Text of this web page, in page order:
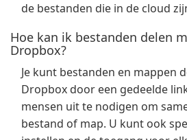
de bestanden die in de cloud
Hoe kan ik bestanden delen
Dropbox?
Je kunt bestanden en mappen
Dropbox door een gedeelde
mensen uit te nodigen om
bestand of map. U kunt ook